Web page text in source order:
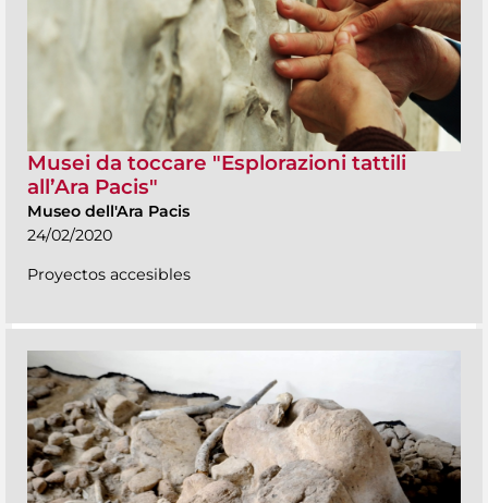
Musei da toccare "Esplorazioni tattili
all’Ara Pacis"
Museo dell'Ara Pacis
24/02/2020
Proyectos accesibles